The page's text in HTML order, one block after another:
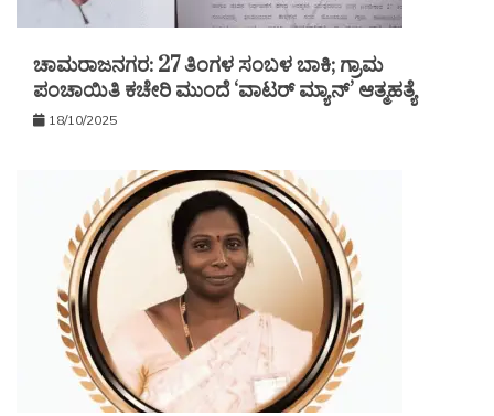
ಚಾಮರಾಜನಗರ: 27 ತಿಂಗಳ ಸಂಬಳ ಬಾಕಿ; ಗ್ರಾಮ
ಪಂಚಾಯಿತಿ ಕಚೇರಿ ಮುಂದೆ ‘ವಾಟರ್ ಮ್ಯಾನ್’ ಆತ್ಮಹತ್ಯೆ
18/10/2025